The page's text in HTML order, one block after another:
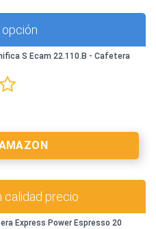
S Ecam 22.110.B - Cafetera
calidad precio
Express Power Espresso 20